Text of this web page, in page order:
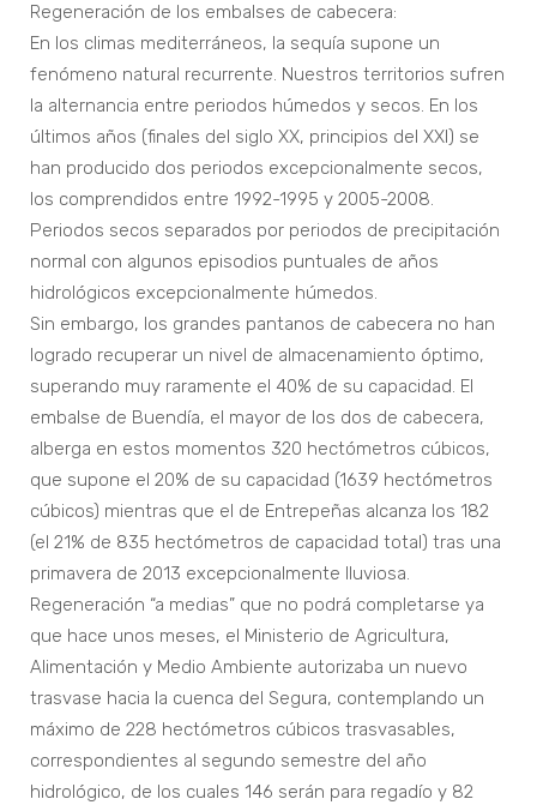
Regeneración de los embalses de cabecera:
En los climas mediterráneos, la sequía supone un
fenómeno natural recurrente. Nuestros territorios sufren
la alternancia entre periodos húmedos y secos. En los
últimos años (finales del siglo XX, principios del XXI) se
han producido dos periodos excepcionalmente secos,
los comprendidos entre 1992-1995 y 2005-2008.
Periodos secos separados por periodos de precipitación
normal con algunos episodios puntuales de años
hidrológicos excepcionalmente húmedos.
Sin embargo, los grandes pantanos de cabecera no han
logrado recuperar un nivel de almacenamiento óptimo,
superando muy raramente el 40% de su capacidad. El
embalse de Buendía, el mayor de los dos de cabecera,
alberga en estos momentos 320 hectómetros cúbicos,
que supone el 20% de su capacidad (1639 hectómetros
cúbicos) mientras que el de Entrepeñas alcanza los 182
(el 21% de 835 hectómetros de capacidad total) tras una
primavera de 2013 excepcionalmente lluviosa.
Regeneración “a medias” que no podrá completarse ya
que hace unos meses, el Ministerio de Agricultura,
Alimentación y Medio Ambiente autorizaba un nuevo
trasvase hacia la cuenca del Segura, contemplando un
máximo de 228 hectómetros cúbicos trasvasables,
correspondientes al segundo semestre del año
hidrológico, de los cuales 146 serán para regadío y 82